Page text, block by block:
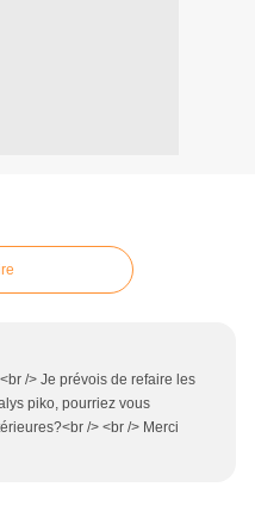
/> Je prévois de refaire les
piko, pourriez vous
/> <br /> Merci